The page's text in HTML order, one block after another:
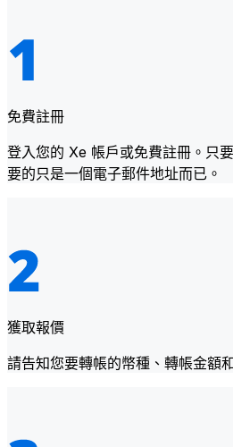
免費註冊
登入您的 Xe 帳戶或免費註冊。只
要的只是一個電子郵件地址而已。
獲取報價
請告知您要轉帳的幣種、轉帳金額